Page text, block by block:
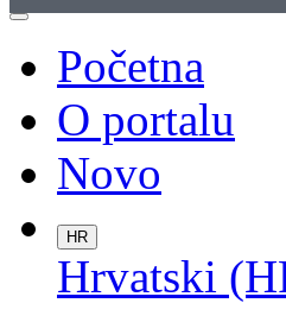
Početna
O portalu
Novo
HR
Hrvatski